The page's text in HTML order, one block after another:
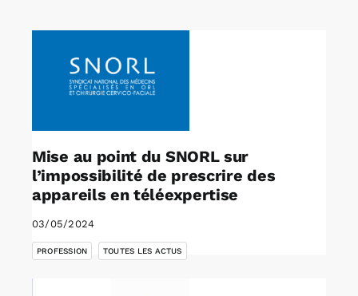
Mise au point du SNORL sur
l’impossibilité de prescrire des
appareils en téléexpertise
03/05/2024
PROFESSION
,
TOUTES LES ACTUS